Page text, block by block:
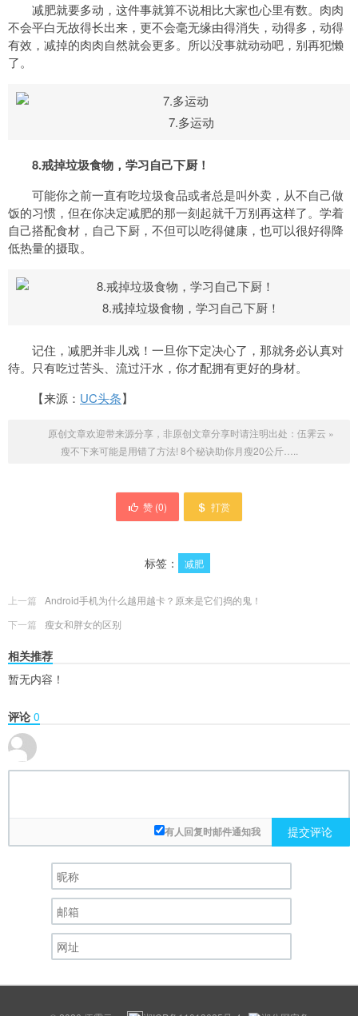
减肥就要多动，这件事就算不说相比大家也心里有数。肉肉
不会平白无故得长出来，更不会毫无缘由得消失，动得多，动得
有效，减掉的肉肉自然就会更多。所以没事就动动吧，别再犯懒
了。
7.多运动
8.戒掉垃圾食物，学习自己下厨！
可能你之前一直有吃垃圾食品或者总是叫外卖，从不自己做
饭的习惯，但在你决定减肥的那一刻起就千万别再这样了。学着
自己搭配食材，自己下厨，不但可以吃得健康，也可以很好得降
低热量的摄取。
8.戒掉垃圾食物，学习自己下厨！
记住，减肥并非儿戏！一旦你下定决心了，那就务必认真对
待。只有吃过苦头、流过汗水，你才配拥有更好的身材。
【来源： UC头条】
原创文章欢迎带来源分享，非原创文章分享时请注明出处： 伍霁云 »
瘦不下来可能是用错了方法! 8个秘诀助你月瘦20公斤…..
赞 (0) 打赏
标签： 减肥
上一篇
Android手机为什么越用越卡？原来是它们捣的鬼！
下一篇
瘦女和胖女的区别
相关推荐
暂无内容！
评论 0
有人回复时邮件通知我 提交评论